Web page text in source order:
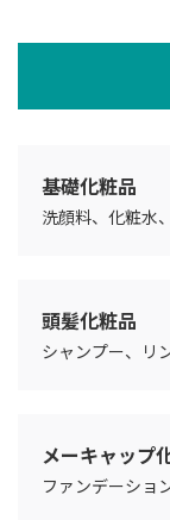
基礎化粧品
洗顔料、化粧水
頭髪化粧品
シャンプー、リ
メーキャップ
ファンデーショ